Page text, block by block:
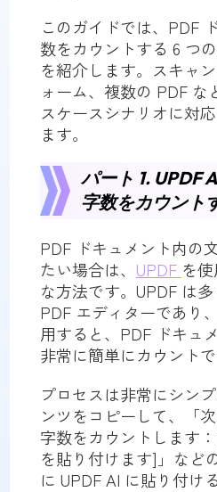
このガイドでは、PDF
数をカウントする 6 つ
を紹介します。スキャ
ォーム、複数の PDF な
スケースシナリオに対
ます。
パート 1. UPDF
字数をカウント
PDF ドキュメント内の
たい場合は、 UPDF を
な方法です。UPDF は
PDF エディターであり
用すると、PDF ドキュ
非常に簡単にカウントで
プロセスは非常にシン
ンツをコピーして、「
字数をカウントします
を貼り付けます]」など
に UPDF AI に貼り付け